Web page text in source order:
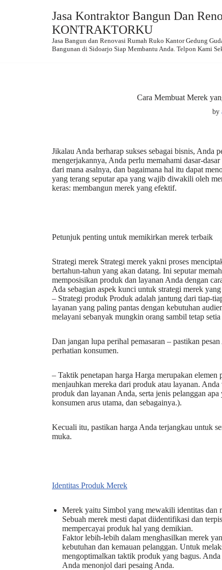
Jasa Kontraktor Bangun Dan
KONTRAKTORKU
Jasa Bangun dan Renovasi Rumah Ruko Kantor Gedung
Bangunan di Sidoarjo Siap Membantu Anda. Telpon Kami
Cara Membuat Merek
by
Jikalau Anda berharap sukses sebagai bisnis, Anda
mengerjakannya, Anda perlu memahami dasar-
dari mana asalnya, dan bagaimana hal itu dapat
yang terang seputar apa yang wajib diwakili oleh
keras: membangun merek yang efektif.
Petunjuk penting untuk memikirkan merek terbaik
Strategi merek Strategi merek yakni proses
bertahun-tahun yang akan datang. Ini seputar
memposisikan produk dan layanan Anda dengan
Ada sebagian aspek kunci untuk strategi merek
– Strategi produk Produk adalah jantung dari tiap-
layanan yang paling pantas dengan kebutuhan
melayani sebanyak mungkin orang sambil tetap
Dan jangan lupa perihal pemasaran – pastikan
perhatian konsumen.
– Taktik penetapan harga Harga merupakan
menjauhkan mereka dari produk atau layanan.
produk dan layanan Anda, serta jenis pelanggan
konsumen arus utama, dan sebagainya.).
Kecuali itu, pastikan harga Anda terjangkau untuk
muka.
Identitas Produk Merek
Merek yaitu Simbol yang mewakili identitas dan
Sebuah merek mesti dapat diidentifikasi dan
mempercayai produk hal yang demikian.
Faktor lebih-lebih dalam menghasilkan merek
kebutuhan dan kemauan pelanggan. Untuk
mengoptimalkan taktik produk yang bagus.
Anda menonjol dari pesaing Anda.